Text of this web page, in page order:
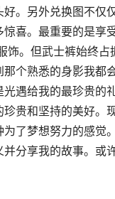
。另外兑换图不仅
喜。最重要的是享
饰。但武士裤始终
个熟悉的身影我都
遇给我的最珍贵的
贵和坚持的美好。
了梦想努力的感觉
分享我的故事。或